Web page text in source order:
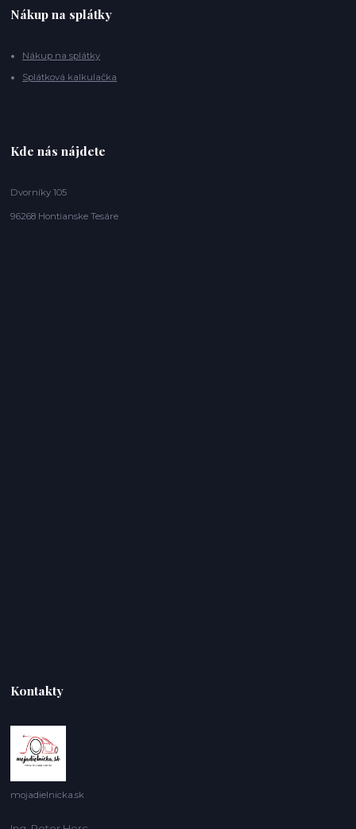
Nákup na splátky
Nákup na splátky
Splátková kalkulačka
Kde nás nájdete
Dvorníky 105
96268 Hontianske Tesáre
Kontakty
mojadielnicka.sk